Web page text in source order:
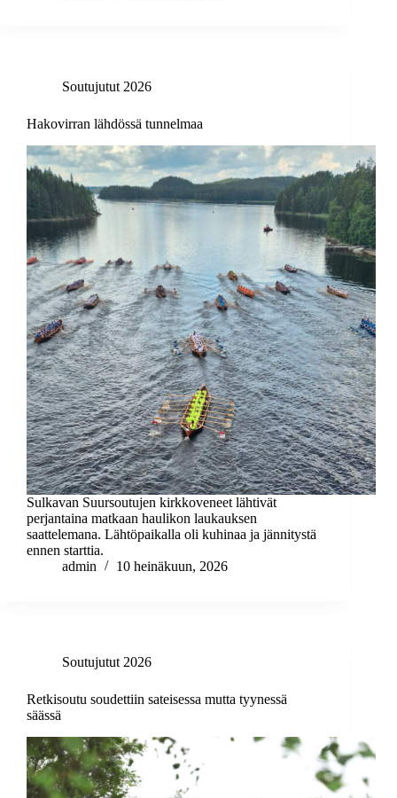
Soutujutut 2026
Hakovirran lähdössä tunnelmaa
Sulkavan Suursoutujen kirkkoveneet lähtivät
perjantaina matkaan haulikon laukauksen
saattelemana. Lähtöpaikalla oli kuhinaa ja jännitystä
ennen starttia.
admin
10 heinäkuun, 2026
Soutujutut 2026
Retkisoutu soudettiin sateisessa mutta tyynessä
säässä